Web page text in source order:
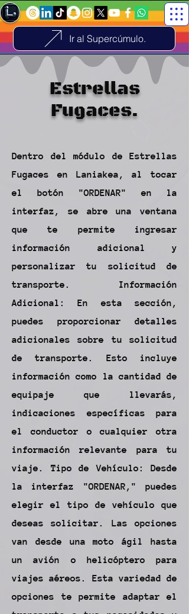
Ir al Supercúmulo.
Estrellas
Fugaces.
Dentro del módulo de Estrellas
Fugaces en Laniakea, al tocar
el botón "ORDENAR" en la
interfaz, se abre una ventana
que te permite ingresar
información adicional y
personalizar tu solicitud de
transporte. Información
Adicional: En esta sección,
puedes proporcionar detalles
adicionales sobre tu solicitud
de transporte. Esto incluye
información como la cantidad de
equipaje que llevarás,
indicaciones específicas para
el conductor o cualquier otra
información relevante para tu
viaje. Tipo de Vehículo: Desde
la interfaz "ORDENAR," puedes
elegir el tipo de vehículo que
deseas solicitar. Las opciones
van desde una moto ágil hasta
un avión o helicóptero para
viajes aéreos. Esta variedad de
opciones te permite adaptar el